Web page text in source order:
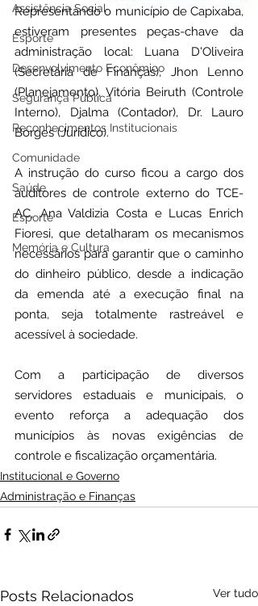
Assistência Social
Esporte
Desenvolvimento Econômico
Segurança Pública
Reconhecimentos Institucionais
Comunidade
Saúde
Esporte
Memória e Cultura
Representando o município de Capixaba,
estiveram presentes peças-chave da
administração local: Luana D'Oliveira
(Secretária de Finanças), Jhon Lenno
(Planejamento), Vitória Beiruth (Controle
Interno), Djalma (Contador), Dr. Lauro
Borges (Jurídico).
A instrução do curso ficou a cargo dos
auditores de controle externo do TCE-
AC, Ana Valdizia Costa e Lucas Enrich
Fioresi, que detalharam os mecanismos
necessários para garantir que o caminho
do dinheiro público, desde a indicação
da emenda até a execução final na
ponta, seja totalmente rastreável e
acessível à sociedade.
Com a participação de diversos
servidores estaduais e municipais, o
evento reforça a adequação dos
municípios às novas exigências de
controle e fiscalização orçamentária.
Institucional e Governo
Administração e Finanças
Posts Relacionados Ver tudo